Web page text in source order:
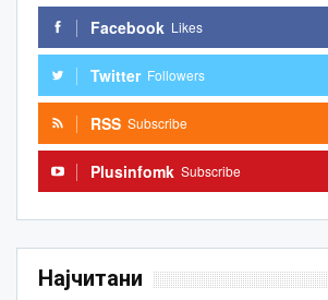
Facebook Likes
Twitter Followers
RSS Subscribe
Plusinfomk Subscribe
Најчитани